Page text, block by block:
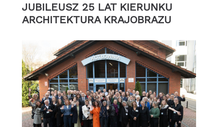
JUBILEUSZ 25 LAT KIERUNKU
ARCHITEKTURA KRAJOBRAZU